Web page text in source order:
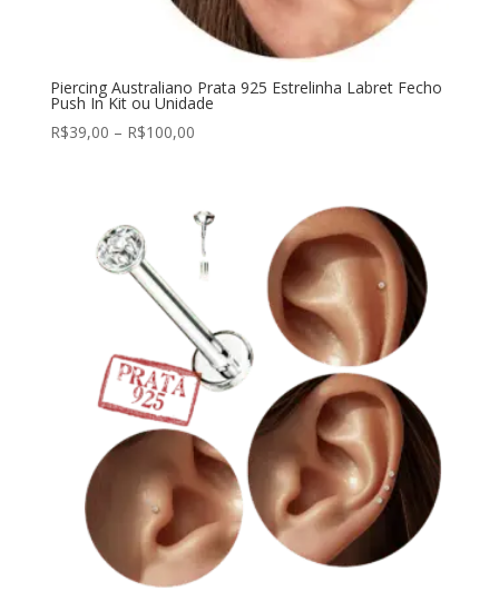
Piercing Australiano Prata 925 Estrelinha Labret Fecho
Push In Kit ou Unidade
R$39,00 – R$100,00